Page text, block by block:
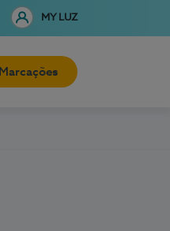
MY LUZ
Marcações